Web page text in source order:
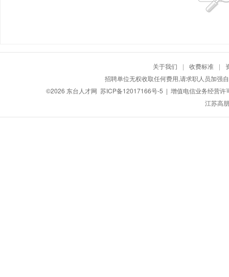
关于我们 | 收费标准 |
招聘单位无权收取任何费用,请求职人员加强
©2026 东台人才网 苏ICP备12017166号-5 | 增值电信业务经营
江苏高